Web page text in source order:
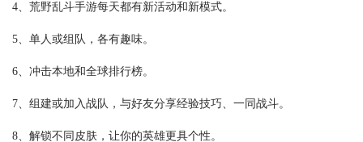
4、荒野乱斗手游每天都有新活动和新模式。
5、单人或组队，各有趣味。
6、冲击本地和全球排行榜。
7、组建或加入战队，与好友分享经验技巧、一同战斗。
8、解锁不同皮肤，让你的英雄更具个性。